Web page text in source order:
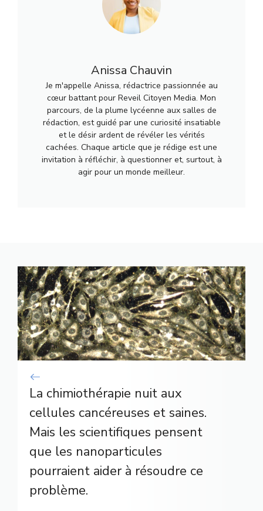
Anissa Chauvin
Je m'appelle Anissa, rédactrice passionnée au
cœur battant pour Reveil Citoyen Media. Mon
parcours, de la plume lycéenne aux salles de
rédaction, est guidé par une curiosité insatiable
et le désir ardent de révéler les vérités
cachées. Chaque article que je rédige est une
invitation à réfléchir, à questionner et, surtout, à
agir pour un monde meilleur.
La chimiothérapie nuit aux
cellules cancéreuses et saines.
Mais les scientifiques pensent
que les nanoparticules
pourraient aider à résoudre ce
problème.